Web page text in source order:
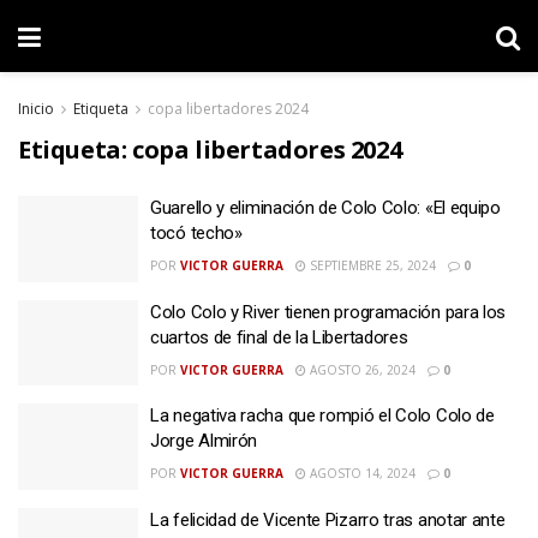
Inicio Etiqueta copa libertadores 2024
Etiqueta: copa libertadores 2024
Guarello y eliminación de Colo Colo: «El equipo
tocó techo»
POR VICTOR GUERRA SEPTIEMBRE 25, 2024 0
Colo Colo y River tienen programación para los
cuartos de final de la Libertadores
POR VICTOR GUERRA AGOSTO 26, 2024 0
La negativa racha que rompió el Colo Colo de
Jorge Almirón
POR VICTOR GUERRA AGOSTO 14, 2024 0
La felicidad de Vicente Pizarro tras anotar ante